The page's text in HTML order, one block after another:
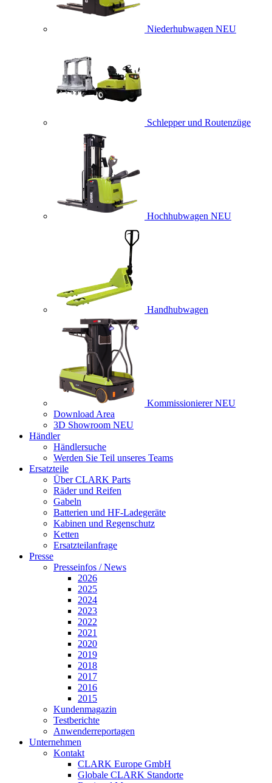
Niederhubwagen NEU
Schlepper und Routenzüge
Hochhubwagen NEU
Handhubwagen
Kommissionierer NEU
Download Area
3D Showroom NEU
Händler
Händlersuche
Werden Sie Teil unseres Teams
Ersatzteile
Über CLARK Parts
Räder und Reifen
Gabeln
Batterien und HF-Ladegeräte
Kabinen und Regenschutz
Ketten
Ersatzteilanfrage
Presse
Presseinfos / News
2026
2025
2024
2023
2022
2021
2020
2019
2018
2017
2016
2015
Kundenmagazin
Testberichte
Anwenderreportagen
Unternehmen
Kontakt
CLARK Europe GmbH
Globale CLARK Standorte